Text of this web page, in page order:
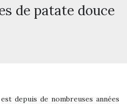
de patate douce
depuis de nombreuses années